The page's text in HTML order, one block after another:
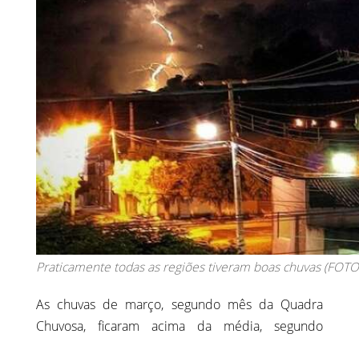
Praticamente todas as regiões tiveram boas chuvas
As chuvas de março, segundo mês da Quadra
Chuvosa, ficaram acima da média, segundo